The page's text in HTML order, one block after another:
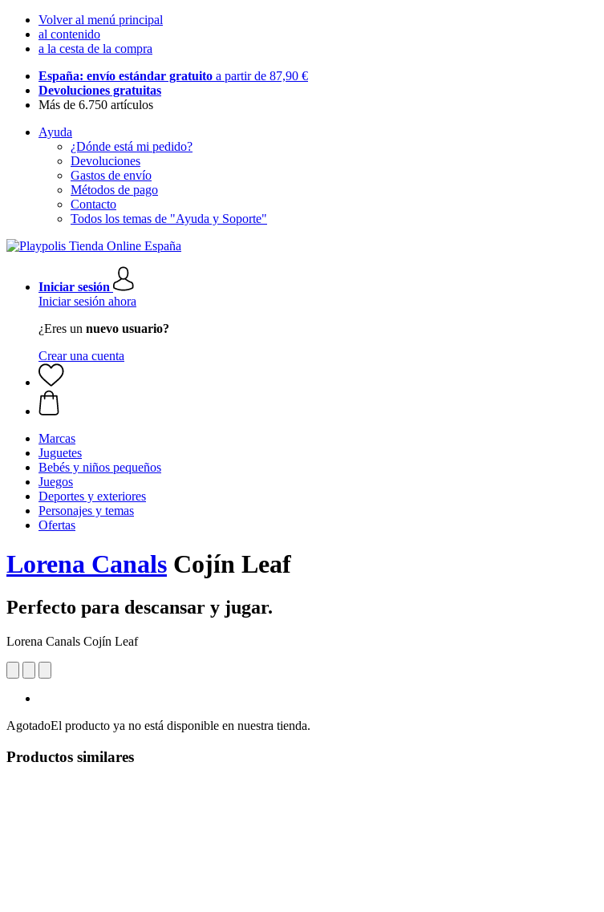
Volver al menú principal
al contenido
a la cesta de la compra
España: envío estándar gratuito a partir de 87,90 €
Devoluciones gratuitas
Más de 6.750 artículos
Ayuda
¿Dónde está mi pedido?
Devoluciones
Gastos de envío
Métodos de pago
Contacto
Todos los temas de "Ayuda y Soporte"
Iniciar sesión
Iniciar sesión ahora
¿Eres un nuevo usuario?
Crear una cuenta
Marcas
Juguetes
Bebés y niños pequeños
Juegos
Deportes y exteriores
Personajes y temas
Ofertas
Lorena Canals Cojín Leaf
Perfecto para descansar y jugar.
Lorena Canals Cojín Leaf
AgotadoEl producto ya no está disponible en nuestra tienda.
Productos similares